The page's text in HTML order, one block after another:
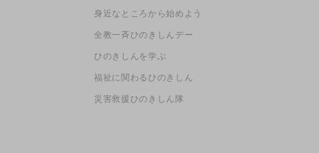
身近なところから始めよう
全教一斉ひのきしんデー
ひのきしんを学ぶ
福祉に関わるひのきしん
災害救援ひのきしん隊